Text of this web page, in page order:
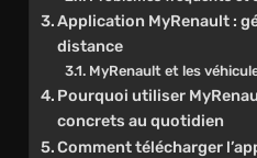
Application MyRenault :
distance
MyRenault et les
Pourquoi utiliser
concrets au quotidien
Comment télécharger